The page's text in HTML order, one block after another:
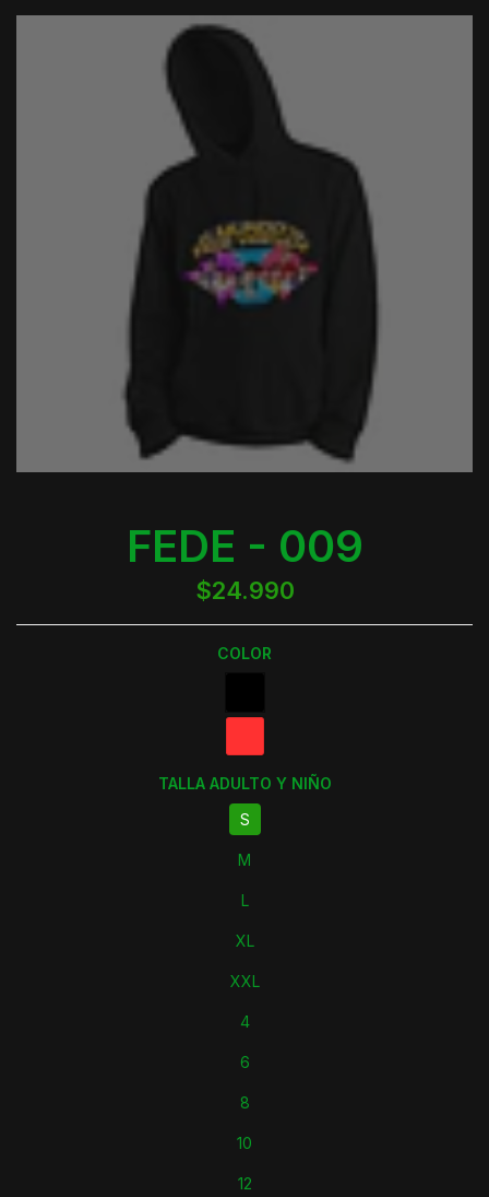
FEDE - 009
$24.990
COLOR
TALLA ADULTO Y NIÑO
S
M
L
XL
XXL
4
6
8
10
12